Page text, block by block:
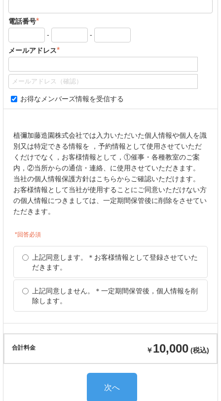
電話番号*
- -
メールアドレス*
お得なメンバーズ情報を受信する
植彌加藤造園株式会社では入力いただいた個人情報や個人を識
別又は特定できる情報を ，予約情報として使用させていただ
くだけでなく，お客様情報として，①催事・各種教室のご案
内，②当所からの通信・連絡、に使用させていただきます。
当社の個人情報保護方針はこちらからご確認いただけます。
お客様情報として当社が使用することにご同意いただけない方
の個人情報につきましては、一定期間保管後に削除をさせてい
ただきます。
*回答必須
上記同意します。＊お客様情報として登録させていた
だきます。
上記同意しません。＊一定期間保管後，個人情報を削
除します。
合計料金 ￥10,000 (税込)